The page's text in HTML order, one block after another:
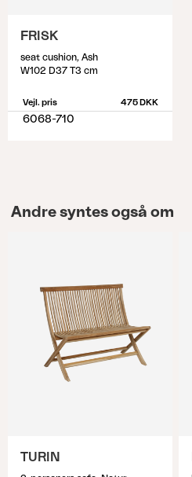
FRISK
seat cushion, Ash
W102 D37 T3 cm
Vejl. pris 475 DKK
6068-710
Andre syntes også om
TURIN